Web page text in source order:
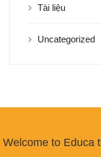
Tài liệu
Uncategorized
Welcome to Educa